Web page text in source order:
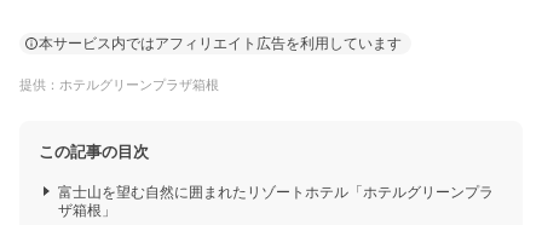
本サービス内ではアフィリエイト広告を利用しています
提供：ホテルグリーンプラザ箱根
この記事の目次
富士山を望む自然に囲まれたリゾートホテル「ホテルグリーンプラ
ザ箱根」